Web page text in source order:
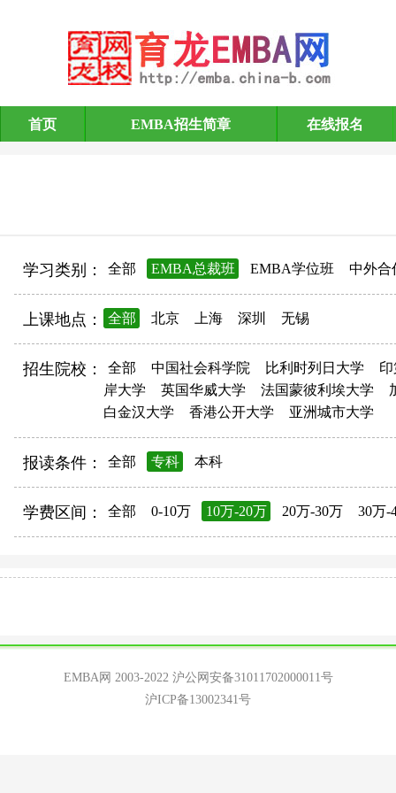
EMBA招生简章
首页 EMBA招生简章 在线报名
学习类别： 全部 EMBA总裁班 EMBA学位班 中外合
上课地点： 全部 北京 上海 深圳 无锡
招生院校： 全部 中国社会科学院 比利时列日大学
岸大学
英国华威大学 法国蒙彼利埃大学
白金汉大学
香港公开大学 亚洲城市大学
报读条件： 全部 专科 本科
学费区间： 全部 0-10万 10万-20万 20万-30万 30万-
EMBA网 2003-2022 沪公网安备31011702000011号
沪ICP备13002341号